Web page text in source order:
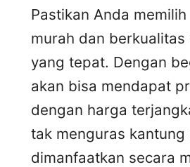
Pastikan Anda
murah dan
yang tepat. Dengan
akan bisa mendapat
dengan harga
tak menguras kantung
dimanfaatkan secara